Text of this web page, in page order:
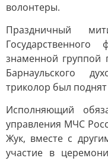
волонтеры.
Праздничный
знаменной группой
Барнаульского
триколор был
Исполняющий
управления МЧС
Жук, вместе с
участие в